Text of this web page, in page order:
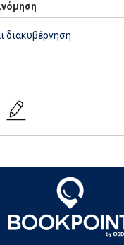
διακυβέρνηση